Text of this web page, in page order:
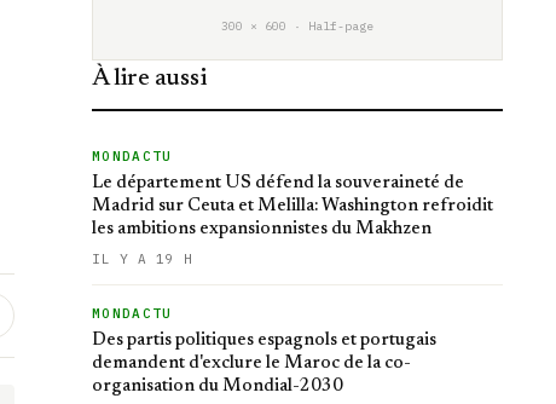
300 × 600 · Half-page
À lire aussi
MONDACTU
Le département US défend la souveraineté de
Madrid sur Ceuta et Melilla: Washington refroidit
les ambitions expansionnistes du Makhzen
IL Y A 19 H
MONDACTU
Des partis politiques espagnols et portugais
demandent d'exclure le Maroc de la co-
organisation du Mondial-2030